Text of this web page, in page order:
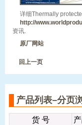
详细Thermally
http://
资讯.
原厂网站
回上一页
产品列表–
货 号